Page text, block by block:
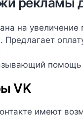
на увеличение
Предлагает
VK
имеют